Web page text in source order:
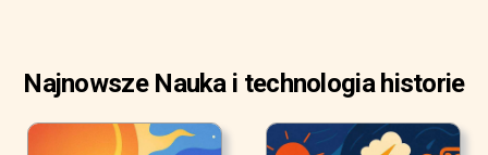
Najnowsze Nauka i technologia historie